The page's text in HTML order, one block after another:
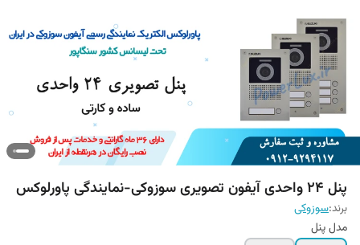
پنل 24 واحدی آیفون تصویری سوزوکی-نمایندگی پاورلوکس
برند:سوزوکی
مدل پنل